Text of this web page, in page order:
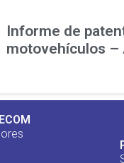
Informe de
motovehículos –